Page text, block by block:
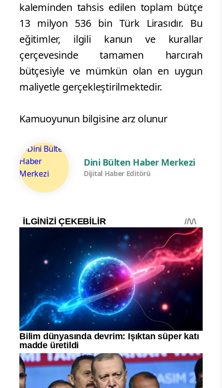
kaleminden tahsis edilen toplam bütçe
13 milyon 536 bin Türk Lirasıdır. Bu
eğitimler, ilgili kanun ve kurallar
çerçevesinde tamamen harcırah
bütçesiyle ve mümkün olan en uygun
maliyetle gerçekleştirilmektedir.
Kamuoyunun bilgisine arz olunur
Dini Bülten Haber Merkezi
Dijital Haber Editörü